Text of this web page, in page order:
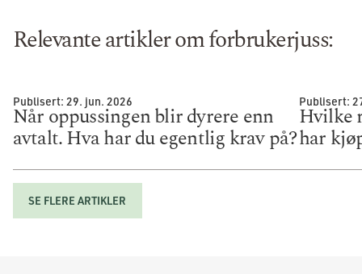
Relevante artikler omforbrukerjuss:
Publisert: 29. jun. 2026
Når oppussingen blir dyrere enn
avtalt. Hva har du egentlig krav på?
Publisert:
Hvilke
har
SE FLERE ARTIKLER